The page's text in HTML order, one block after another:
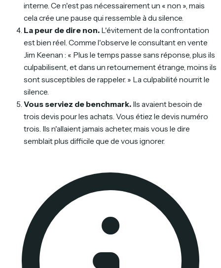
interne. Ce n'est pas nécessairement un « non », mais
cela crée une pause qui ressemble à du silence.
La peur de dire non. L'évitement de la confrontation
est bien réel. Comme l'observe le consultant en vente
Jim Keenan : « Plus le temps passe sans réponse, plus ils
culpabilisent, et dans un retournement étrange, moins ils
sont susceptibles de rappeler. » La culpabilité nourrit le
silence.
Vous serviez de benchmark. Ils avaient besoin de
trois devis pour les achats. Vous étiez le devis numéro
trois. Ils n'allaient jamais acheter, mais vous le dire
semblait plus difficile que de vous ignorer.